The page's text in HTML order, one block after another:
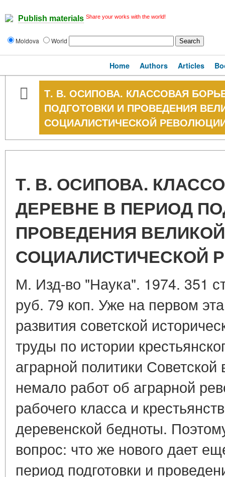
Publish materials Share your works with the world!
Moldova World
Home Authors Articles
Т. В. ОСИПОВА. КЛАССОВАЯ
ПОДГОТОВКИ И ПРОВЕДЕНИЯ
СОЦИАЛИСТИЧЕСКОЙ
Т. В. ОСИПОВА.
ДЕРЕВНЕ В ПЕРИОД
ПРОВЕДЕНИЯ
СОЦИАЛИСТИЧЕСКОЙ
М. Изд-во "Наука". 1974. 351
руб. 79 коп. Уже на первом
развития советской
труды по истории
аграрной политики
немало работ об аграрной
рабочего класса и
деревенской бедноты.
вопрос: что же нового дает
период подготовки и